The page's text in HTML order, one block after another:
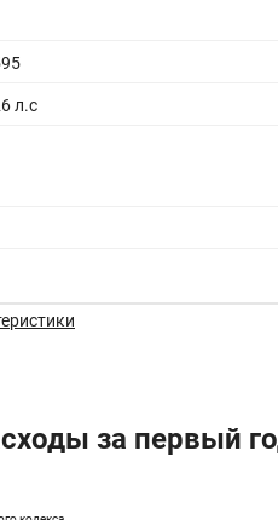
л.с
за первый